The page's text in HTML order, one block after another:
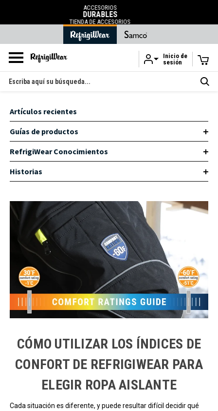
Ir al contenido principal
ENVÍO GRATUITO
en pedidos superiores a 120 ¤
.
Inicio de
sesión
Buscar
en
Artículos recientes
Guías de productos
RefrigiWear Conocimientos
Historias
CÓMO UTILIZAR LOS ÍNDICES DE
CONFORT DE REFRIGIWEAR PARA
ELEGIR ROPA AISLANTE
Cada situación es diferente, y puede resultar difícil decidir qué